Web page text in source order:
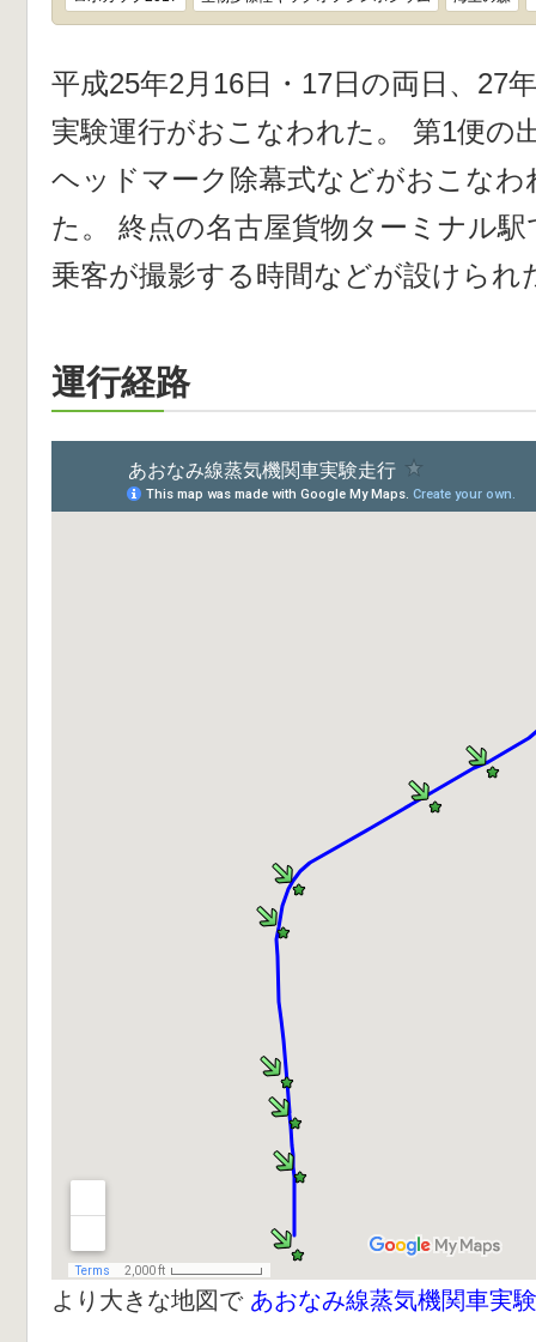
平成25年2月16日・17日の両日、27
実験運行がおこなわれた。 第1便の
ヘッドマーク除幕式などがおこなわ
た。 終点の名古屋貨物ターミナル
乗客が撮影する時間などが設けられ
運行経路
より大きな地図で あおなみ線蒸気機関車実